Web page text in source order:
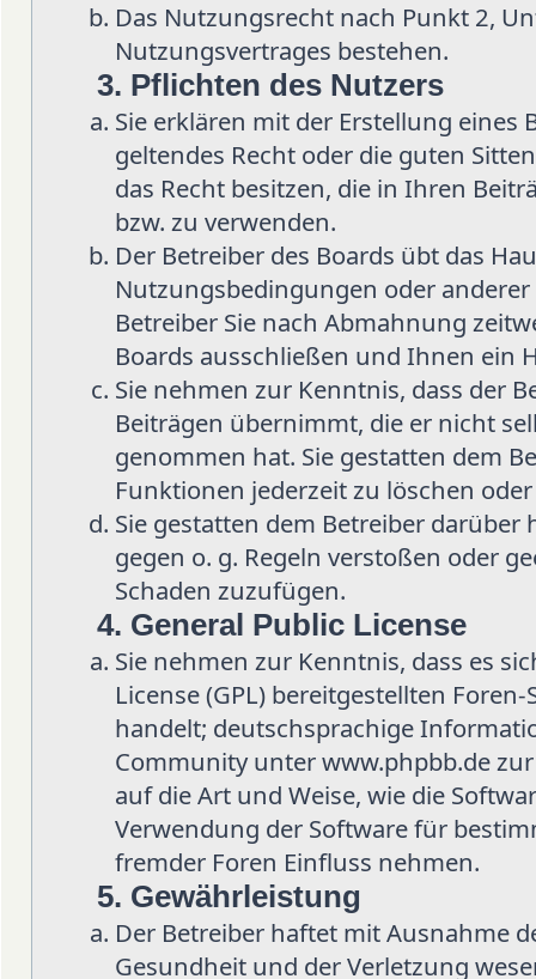
Das Nutzungsrecht nach Punkt 2,
Nutzungsvertrages bestehen.
3. Pflichten des Nutzers
Sie erklären mit der Erstellung eines
geltendes Recht oder die guten
das Recht besitzen, die in Ihren
bzw. zu verwenden.
Der Betreiber des Boards übt das
Nutzungsbedingungen oder
Betreiber Sie nach Abmahnung
Boards ausschließen und Ihnen ein
Sie nehmen zur Kenntnis, dass der
Beiträgen übernimmt, die er nicht
genommen hat. Sie gestatten dem
Funktionen jederzeit zu löschen
Sie gestatten dem Betreiber
gegen o. g. Regeln verstoßen oder
Schaden zuzufügen.
4. General Public License
Sie nehmen zur Kenntnis, dass es
License (GPL) bereitgestellten
handelt; deutschsprachige
Community unter www.phpbb.de
auf die Art und Weise, wie die
Verwendung der Software für
fremder Foren Einfluss nehmen.
5. Gewährleistung
Der Betreiber haftet mit Ausnahme
Gesundheit und der Verletzung